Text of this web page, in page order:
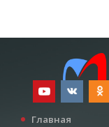
Главная